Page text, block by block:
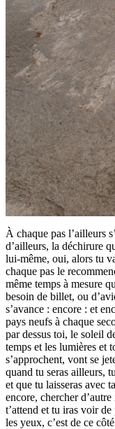
À chaque pas l’ailleurs
d’ailleurs, la déchirure
lui-même, oui, alors tu
chaque pas le
même temps à mesure
besoin de billet, ou
s’avance : encore : et
pays neufs à chaque
par dessus toi, le soleil
temps et les lumières et
s’approchent, vont se
quand tu seras ailleurs,
et que tu laisseras avec
encore, chercher
t’attend et tu iras voir
les yeux, c’est de ce